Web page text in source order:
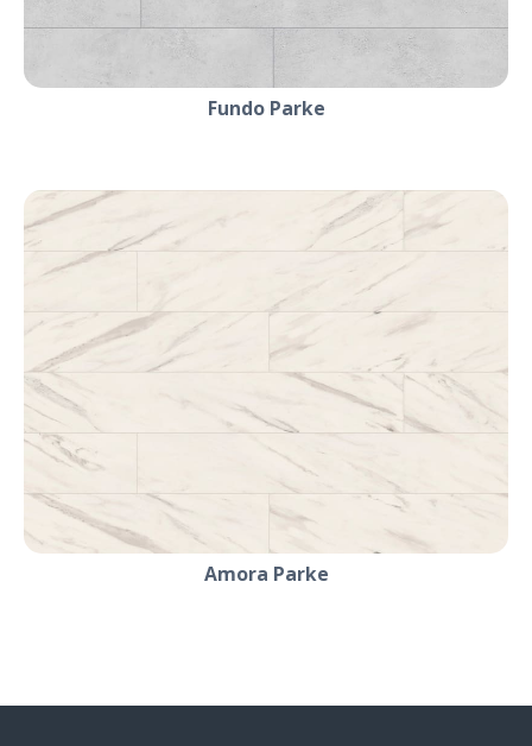
Fundo Parke
Amora Parke